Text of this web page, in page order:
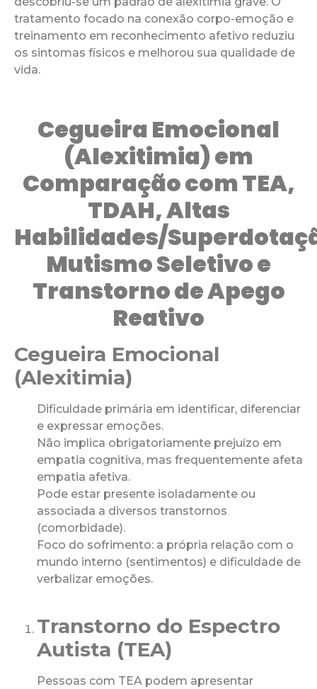
tratamento focado na conexão corpo-emoção e
treinamento em reconhecimento afetivo reduziu
os sintomas físicos e melhorou sua qualidade de
vida.
Cegueira Emocional
(Alexitimia) em
Comparação com TEA,
TDAH, Altas
Habilidades/
Mutismo Seletivo e
Transtorno de Apego
Reativo
Cegueira Emocional
(Alexitimia)
Dificuldade primária em identificar, diferenciar
e expressar emoções.
Não implica obrigatoriamente prejuízo em
empatia cognitiva, mas frequentemente afeta
empatia afetiva.
Pode estar presente isoladamente ou
associada a diversos transtornos
(comorbidade).
Foco do sofrimento: a própria relação com o
mundo interno (sentimentos) e dificuldade de
verbalizar emoções.
Transtorno do Espectro
Autista (TEA)
Pessoas com TEA podem apresentar